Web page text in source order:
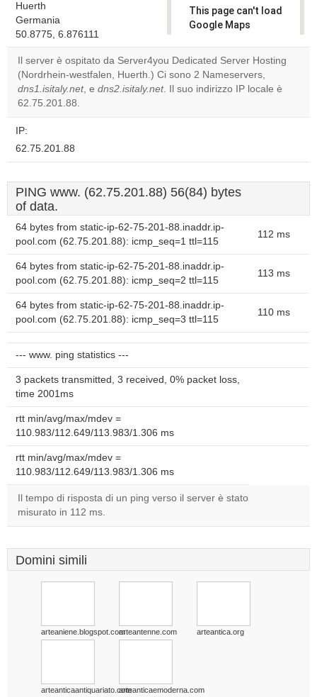
Huerth
Germania
50.8775, 6.876111
This page can't load
Google Maps
Do you
website?
Il server è ospitato da Server4you Dedicated Server Hosting
(Nordrhein-westfalen, Huerth.) Ci sono 2 Nameservers,
dns1.isitaly.net, e dns2.isitaly.net. Il suo indirizzo IP locale è
62.75.201.88.
IP:
62.75.201.88
PING www. (62.75.201.88) 56(84) bytes
of data.
64 bytes from static-ip-62-75-201-88.inaddr.ip-
pool.com (62.75.201.88): icmp_seq=1 ttl=115
112 ms
64 bytes from static-ip-62-75-201-88.inaddr.ip-
pool.com (62.75.201.88): icmp_seq=2 ttl=115
113 ms
64 bytes from static-ip-62-75-201-88.inaddr.ip-
pool.com (62.75.201.88): icmp_seq=3 ttl=115
110 ms
--- www. ping statistics ---
3 packets transmitted, 3 received, 0% packet loss,
time 2001ms
rtt min/avg/max/mdev =
110.983/112.649/113.983/1.306 ms
rtt min/avg/max/mdev =
110.983/112.649/113.983/1.306 ms
Il tempo di risposta di un ping verso il server è stato
misurato in 112 ms.
Domini simili
arteaniene.blogspot.comarteantenne.com arteantica.org
arteanticaantiquariato.comarteanticaemoderna.com